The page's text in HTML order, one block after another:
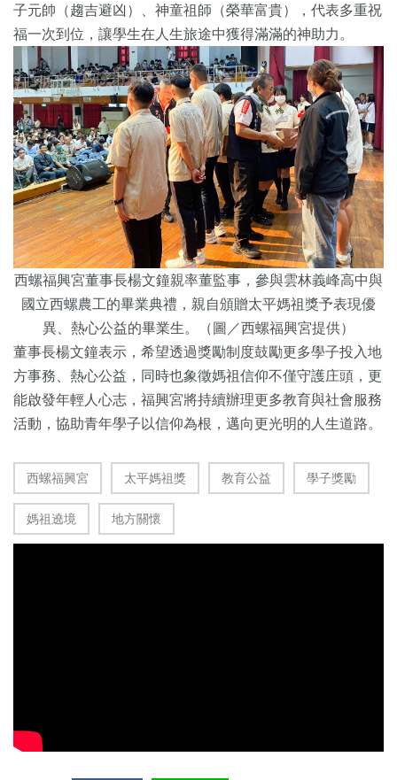
子元帥（趨吉避凶）、神童祖師（榮華富貴），代表多重祝
福一次到位，讓學生在人生旅途中獲得滿滿的神助力。
西螺福興宮董事長楊文鐘親率董監事，參與雲林義峰高中與
國立西螺農工的畢業典禮，親自頒贈太平媽祖獎予表現優
異、熱心公益的畢業生。（圖／西螺福興宮提供）
董事長楊文鐘表示，希望透過獎勵制度鼓勵更多學子投入地
方事務、熱心公益，同時也象徵媽祖信仰不僅守護庄頭，更
能啟發年輕人心志，福興宮將持續辦理更多教育與社會服務
活動，協助青年學子以信仰為根，邁向更光明的人生道路。
西螺福興宮 太平媽祖獎 教育公益 學子獎勵
媽祖遶境 地方關懷